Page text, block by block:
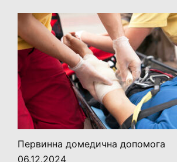
Первинна домедична допомога
06.12.2024